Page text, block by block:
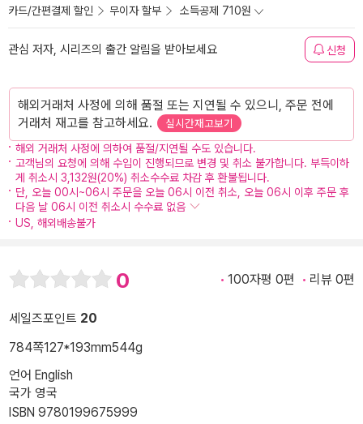
카드/간편결제 할인 무이자 할부 소득공제 710원
관심 저자, 시리즈의 출간 알림을 받아보세요 신청
해외거래처 사정에 의해 품절 또는 지연될 수 있으니, 주문 전에
거래처 재고를 참고하세요.
실시간재고보기
해외 거래처 사정에 의하여 품절/지연될 수도 있습니다.
고객님의 요청에 의해 수입이 진행되므로 변경 및 취소 불가합니다. 부득이하
게 취소시 3,132원(20%) 취소수수료 차감 후 환불됩니다.
단, 오늘 00시~06시 주문을 오늘 06시 이전 취소, 오늘 06시 이후 주문 후
다음 날 06시 이전 취소시 수수료 없음
US, 해외배송불가
0 100자평 0편 리뷰 0편
세일즈포인트 20
784쪽127*193mm544g
언어 English
국가 영국
ISBN 9780199675999